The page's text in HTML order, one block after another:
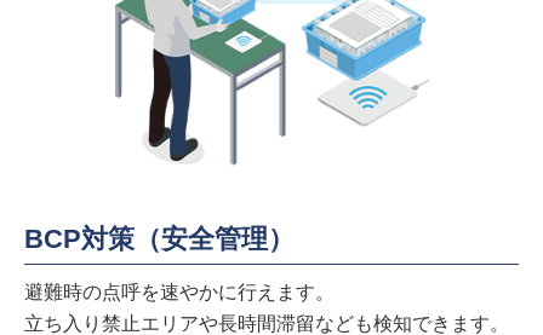
BCP対策（安全管理）
避難時の点呼を速やかに行えます。
立ち入り禁止エリアや長時間滞留なども検知できます。